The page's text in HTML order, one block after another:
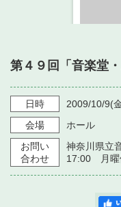
・ よくある質問
・ 施設を借りる
・ 空き状況
・ 抽選対象日
・ 利用料金
音楽堂について
・ 音楽堂のご案内
・ フロアマップ
・ 芸術参与
神奈川県立音楽堂
SNS
第４９回「音楽堂
日時 2009/10/9(
会場
ホール
お問い
合わせ
神奈川県立
17:00 月曜